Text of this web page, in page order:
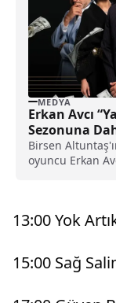
MEDYA
Erkan Avcı
Sezonuna
Birsen
oyuncu Erkan
13:00 Yok
15:00 Sağ